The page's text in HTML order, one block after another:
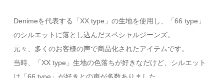
Denimeを代表する「XX type」の生地を使用し、「66 type」
のシルエットに落とし込んだスペシャルジーンズ。
元々、多くのお客様の声で商品化されたアイテムです。
当時、「XX type」生地の色落ちが好きなだけど、シルエット
は「66 type」が好きとの声が多数ありました。